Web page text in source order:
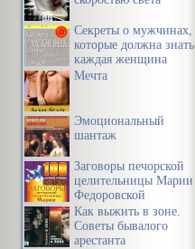
Секреты о мужчинах,
которые должна знать
каждая женщина
Мечта
Эмоциональный
шантаж
Заговоры печорской
целительницы Марии
Федоровской
Как выжить в зоне.
Советы бывалого
арестанта